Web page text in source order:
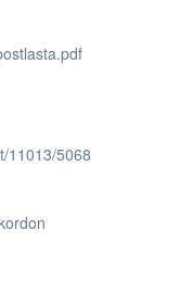
11013/5068